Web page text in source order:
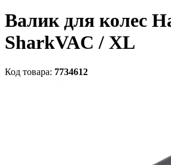
Валик для колес
SharkVAC / XL
Код товара: 7734612